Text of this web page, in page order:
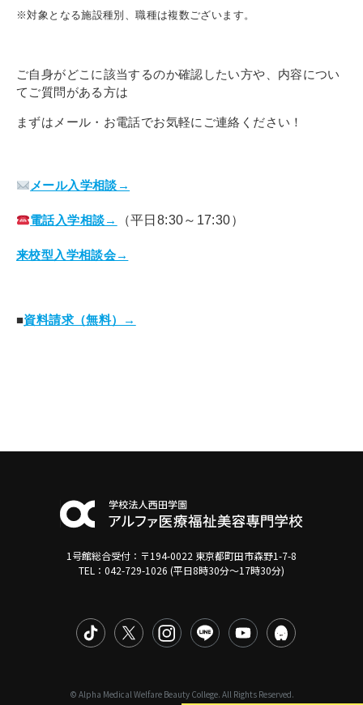
個人情報の取り扱いについて
※対象となる施設種別、職種は複数ございます。
ご自身がどこに該当するのか確認したい方や、内容につい
てご質問がある方は
まずはメール・お電話でお気軽にご連絡ください！
メール入学相談→
電話入学相談→ （平日8:30～17:30）
来校型入学相談会→
■資料請求（無料）→
1号館総合受付：〒194-0022 東京都町田市森野1-7-8
TEL：042-729-1026 (平日8時30分〜17時30分)
© Alpha Medical Welfare Beauty College. All Rights Reserved.